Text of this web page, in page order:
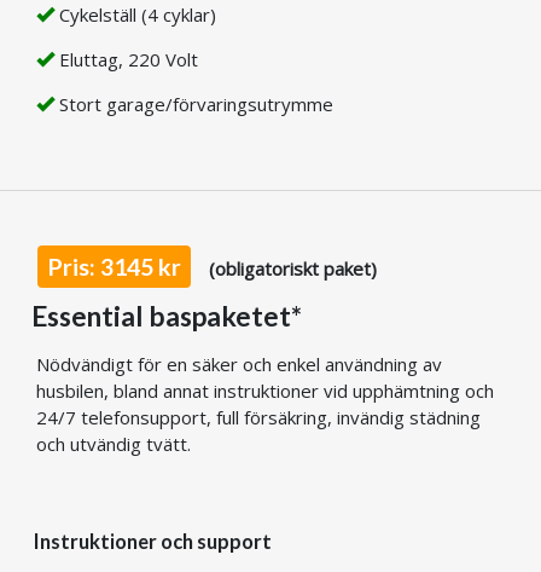
Cykelställ (4 cyklar)
Eluttag, 220 Volt
Stort garage/förvaringsutrymme
Pris: 3145 kr (obligatoriskt paket)
Essential baspaketet*
Nödvändigt för en säker och enkel användning av
husbilen, bland annat instruktioner vid upphämtning och
24/7 telefonsupport, full försäkring, invändig städning
och utvändig tvätt.
Instruktioner och support